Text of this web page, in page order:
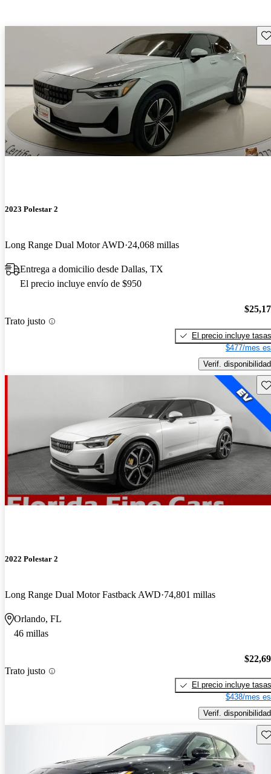
2023 Polestar 2
Long Range Dual Motor AWD 24,068 millas
Entrega a domicilio desde Dallas, TX
El precio incluye envío de $950
Trato justo
El precio incluye tasas
$477/mes
Verif. disponibilidad
2022 Polestar 2
Long Range Dual Motor Fastback AWD 74,801 millas
Orlando, FL
46 millas
Trato justo
El precio incluye tasas
$438/mes
Verif. disponibilidad